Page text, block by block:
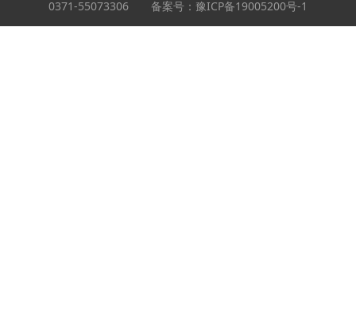
0371-55073306 备案号： 豫ICP备19005200号-1